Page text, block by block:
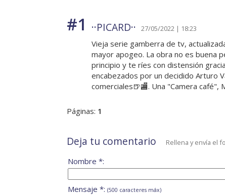
#1 ··PICARD·· 27/05/2022 | 18:23
Vieja serie gamberra de tv,
mayor apogeo. La obra no es buena
principio y te ríes con distensión
encabezados por un decidido Arturo
comerciales🍺🏬. Una "Camera café",
Páginas: 1
Deja tu comentario Rellena y envía el
Nombre *:
Mensaje *: (500 caracteres máx)